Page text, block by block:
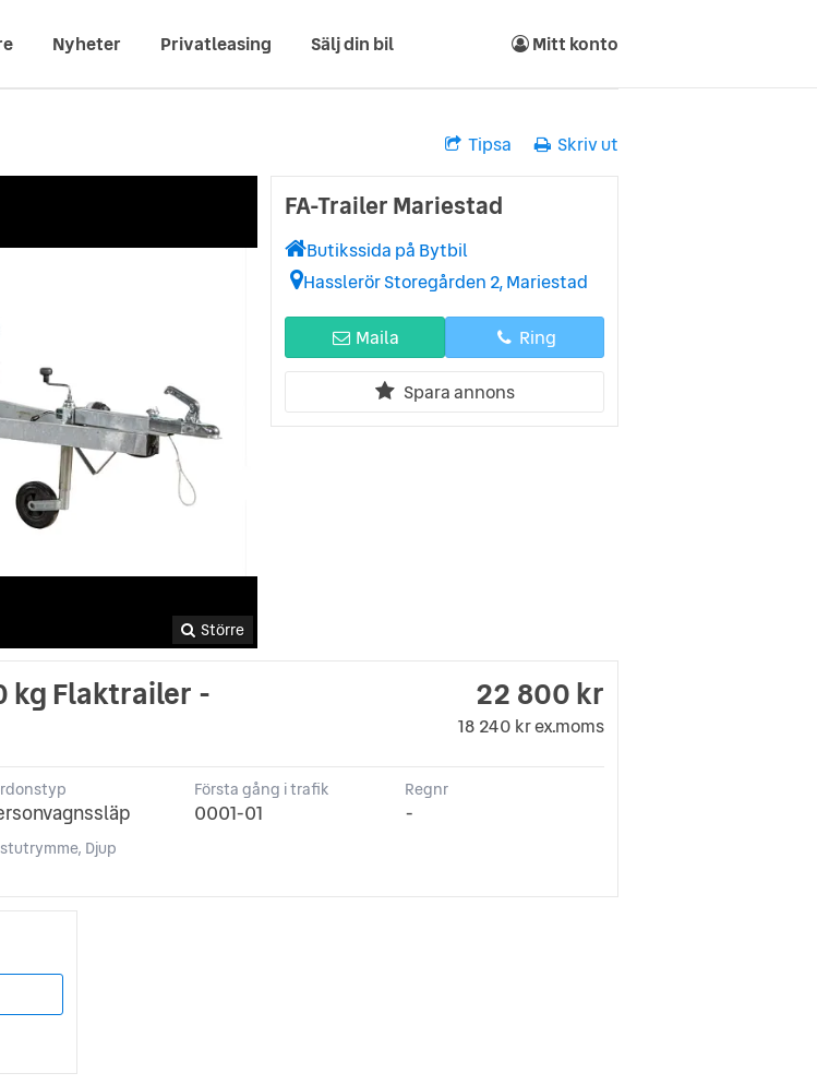
Nyheter Privatleasing Sälj din bil Mitt konto
Tipsa Skriv ut
Större
FA-Trailer Mariestad
Butikssida på Bytbil
Hasslerör Storegården 2, Mariestad
Maila Ring
Spara annons
kg Flaktrailer -
22 800 kr
18 240 kr ex.moms
Första gång i trafik
0001-01
Regnr
-
Djup